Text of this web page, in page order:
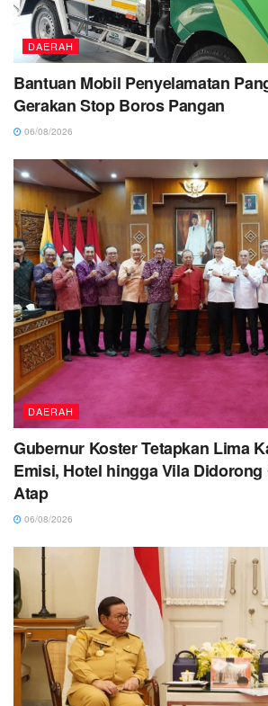
DAERAH
Bantuan Mobil Penyelamatan
Gerakan Stop Boros Pangan
06/08/2026
DAERAH
Gubernur Koster Tetapkan Lima
Emisi, Hotel hingga Vila Didorong
Atap
06/08/2026